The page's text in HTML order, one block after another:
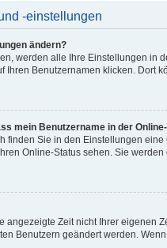
-einstellungen
ändern?
werden alle Ihre Einstellungen in
Ihren Benutzernamen klicken. Dort
mein Benutzername in der
finden Sie in den Einstellungen
Online-Status sehen. Sie
angezeigte Zeit nicht Ihrer eigenen
Benutzern geändert werden.